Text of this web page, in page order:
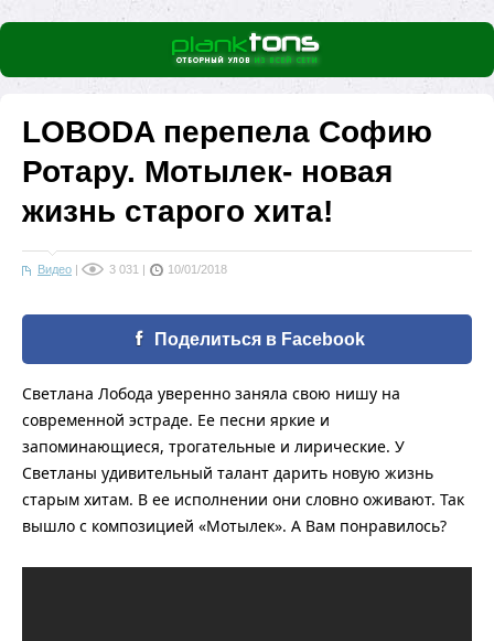
LOBODA перепела Софию
Ротару. Мотылек- новая
жизнь старого хита!
Видео | 3 031 | 10/01/2018
Поделиться в Facebook
Светлана Лобода уверенно заняла свою нишу на
современной эстраде. Ее песни яркие и
запоминающиеся, трогательные и лирические. У
Светланы удивительный талант дарить новую жизнь
старым хитам. В ее исполнении они словно оживают. Так
вышло с композицией «Мотылек». А Вам понравилось?